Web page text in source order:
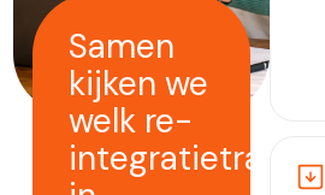
Samen
kijken we
welk re-
integratietraject